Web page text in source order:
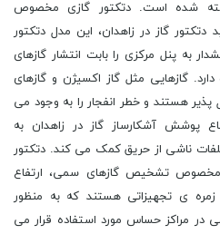
شده است. دتکتور گازی مخصوص
گاز در زاهدان، این مدل دتکتور
به پنل مرکزی را بابت انتشار گازهای
دارد. گازهایی مثل گاز اکسیژن و گازهای
هستند و خطر انفجار را به وجود می
پوشش آشکارساز گاز در زاهدان به
ناشی از حریق کمک می کند. دتکتور
مخصوص تشخیص گازهای سمی، ارتفاع
ی تجهیزاتی هستند که به منظور
در مراکز حساس مورد استفاده قرار می